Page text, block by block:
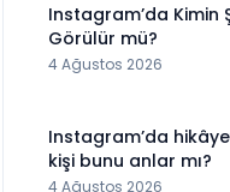
Instagram’da Kimin
Görülür mü?
4 Ağustos 2026
Instagram’da
kişi bunu anlar mı?
4 Ağustos 2026